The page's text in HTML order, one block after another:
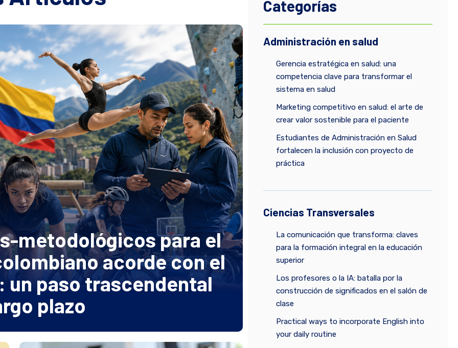
metodológicos para el
acorde con el
un paso trascendental
plazo
Categorías
Administración en salud
Gerencia estratégica en salud: una
competencia clave para transformar el
sistema en salud
Marketing competitivo en salud: el arte de
crear valor sostenible para el paciente
Estudiantes de Administración en Salud
fortalecen la inclusión con proyecto de
práctica
Ciencias Transversales
La comunicación que transforma: claves
para la formación integral en la educación
superior
Los profesores o la IA: batalla por la
construcción de significados en el salón de
clase
Practical ways to incorporate English into
your daily routine